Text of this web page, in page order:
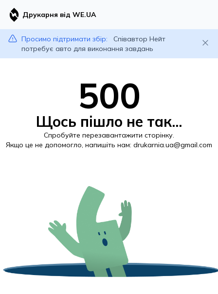
Друкарня від WE.UA
Просимо підтримати збір:
Співавтор Нейт
потребує авто для виконання завдань
500
Щось пішло не так...
Спробуйте перезавантажити сторінку.
Якщо це не допомогло, напишіть нам: drukarnia.ua@gmail.com